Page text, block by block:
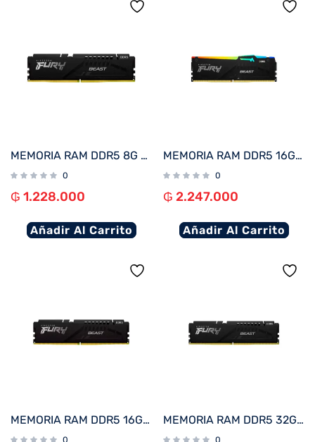
MEMORIA RAM DDR5 8G 6000 KINGSTON FURY BEAST BK KF560C36BBE-8 XMP
0
₲ 1.228.000
Añadir Al Carrito
MEMORIA RAM DDR5 16G 6000 KINGSTON FURY BEAST BK KF560C36BBE2A-16 RGB XMP
0
₲ 2.247.000
Añadir Al Carrito
MEMORIA RAM DDR5 16GB 6000 KINGSTON FURY BEAST BK KF560C36BBE2-16 XMP
0
MEMORIA RAM DDR5 32GB 6000 KINGSTON FURY BEAST BK KF560C36BBE-32
0